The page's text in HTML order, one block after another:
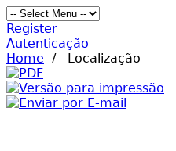
Register
Autenticação
Home / Localização